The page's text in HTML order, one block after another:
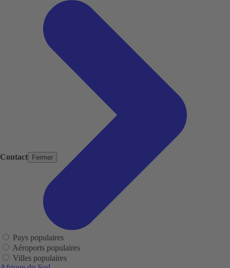
Contact Fermer
Pays populaires
Aéroports populaires
Villes populaires